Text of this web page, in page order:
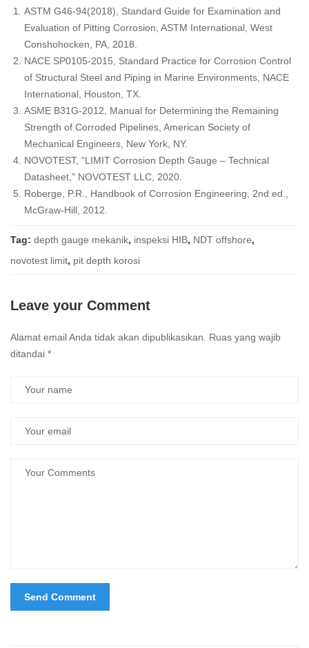
ASTM G46-94(2018), Standard Guide for Examination and
Evaluation of Pitting Corrosion, ASTM International, West
Conshohocken, PA, 2018.
NACE SP0105-2015, Standard Practice for Corrosion Control
of Structural Steel and Piping in Marine Environments, NACE
International, Houston, TX.
ASME B31G-2012, Manual for Determining the Remaining
Strength of Corroded Pipelines, American Society of
Mechanical Engineers, New York, NY.
NOVOTEST, “LIMIT Corrosion Depth Gauge – Technical
Datasheet,” NOVOTEST LLC, 2020.
Roberge, P.R., Handbook of Corrosion Engineering, 2nd ed.,
McGraw-Hill, 2012.
Tag: depth gauge mekanik, inspeksi HIB, NDT offshore,
novotest limit, pit depth korosi
Leave your Comment
Alamat email Anda tidak akan dipublikasikan.
Ruas yang wajib
ditandai *